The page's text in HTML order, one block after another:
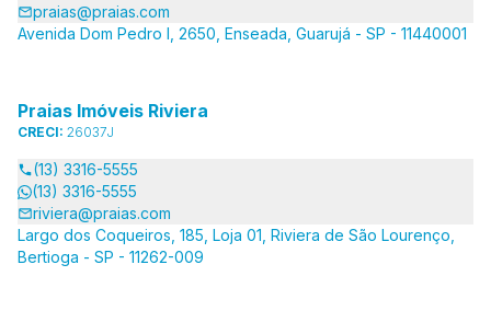
praias@praias.com
Avenida Dom Pedro I, 2650, Enseada, Guarujá - SP - 11440001
Praias Imóveis Riviera
CRECI: 26037J
(13) 3316-5555
(13) 3316-5555
riviera@praias.com
Largo dos Coqueiros, 185, Loja 01, Riviera de São Lourenço,
Bertioga - SP - 11262-009